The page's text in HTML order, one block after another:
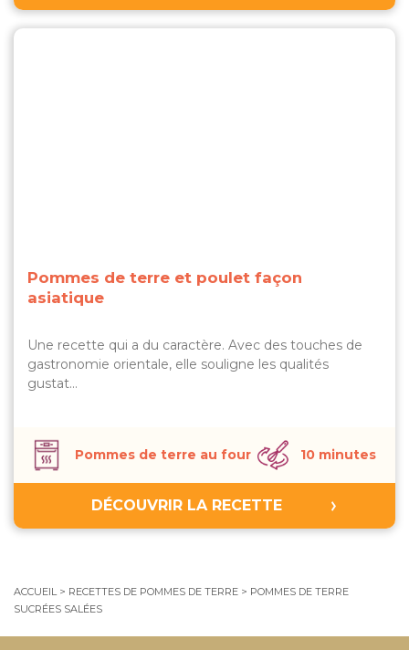
Pommes de terre et poulet façon
asiatique
Une recette qui a du caractère. Avec des touches de
gastronomie orientale, elle souligne les qualités
gustat…
Pommes de terre au four 10 minutes
DÉCOUVRIR LA RECETTE
ACCUEIL> RECETTES DE POMMES DE TERRE > POMMES DE TERRE
SUCRÉES SALÉES